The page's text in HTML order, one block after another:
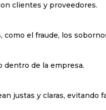
clientes y proveedores.
el fraude, los
dentro de la empresa.
justas y claras, evitando